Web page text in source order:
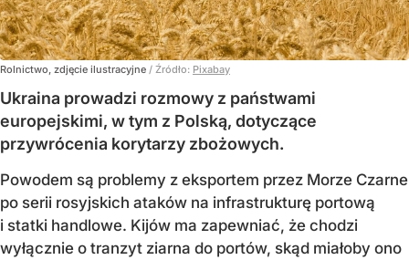
Rolnictwo, zdjęcie ilustracyjne / Źródło: Pixabay
Ukraina prowadzi rozmowy z państwami
europejskimi, w tym z Polską, dotyczące
przywrócenia korytarzy zbożowych.
Powodem są problemy z eksportem przez Morze Czarne
po serii rosyjskich ataków na infrastrukturę portową
i statki handlowe. Kijów ma zapewniać, że chodzi
wyłącznie o tranzyt ziarna do portów, skąd miałoby ono